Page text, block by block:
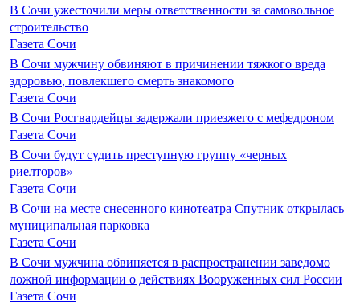
В Сочи ужесточили меры ответственности за самовольное
строительство
Газета Сочи
В Сочи мужчину обвиняют в причинении тяжкого вреда
здоровью, повлекшего смерть знакомого
Газета Сочи
В Сочи Росгвардейцы задержали приезжего с мефедроном
Газета Сочи
В Сочи будут судить преступную группу «черных
риелторов»
Газета Сочи
В Сочи на месте снесенного кинотеатра Спутник открылась
муниципальная парковка
Газета Сочи
В Сочи мужчина обвиняется в распространении заведомо
ложной информации о действиях Вооруженных сил России
Газета Сочи